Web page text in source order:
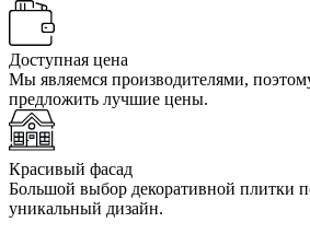
Доступная цена
Мы являемся производителями,
предложить лучшие цены.
Красивый фасад
Большой выбор декоративной плитки
уникальный дизайн.